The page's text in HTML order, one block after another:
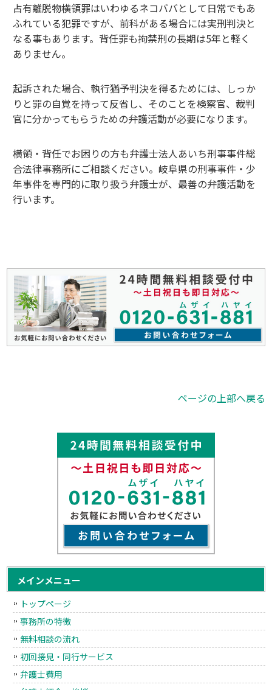
占有離脱物横領罪はいわゆるネコババとして日常でもあ
ふれている犯罪ですが、前科がある場合には実刑判決と
なる事もあります。背任罪も拘禁刑の長期は5年と軽く
ありません。
起訴された場合、執行猶予判決を得るためには、しっか
りと罪の自覚を持って反省し、そのことを検察官、裁判
官に分かってもらうための弁護活動が必要になります。
横領・背任でお困りの方も弁護士法人あいち刑事事件総
合法律事務所にご相談ください。岐阜県の刑事事件・少
年事件を専門的に取り扱う弁護士が、最善の弁護活動を
行います。
ページの上部へ戻る
メインメニュー
トップページ
事務所の特徴
無料相談の流れ
初回接見・同行サービス
弁護士費用